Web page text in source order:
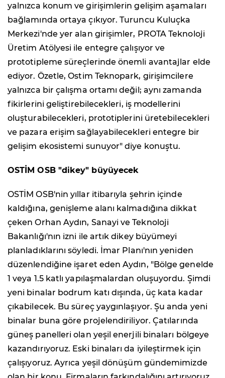
yalnızca konum ve girişimlerin gelişim aşamaları
bağlamında ortaya çıkıyor. Turuncu Kuluçka
Merkezi'nde yer alan girişimler, PROTA Teknoloji
Üretim Atölyesi ile entegre çalışıyor ve
prototipleme süreçlerinde önemli avantajlar elde
ediyor. Özetle, Ostim Teknopark, girişimcilere
yalnızca bir çalışma ortamı değil; aynı zamanda
fikirlerini geliştirebilecekleri, iş modellerini
oluşturabilecekleri, prototiplerini üretebilecekleri
ve pazara erişim sağlayabilecekleri entegre bir
gelişim ekosistemi sunuyor" diye konuştu.
OSTİM OSB "dikey" büyüyecek
OSTİM OSB'nin yıllar itibarıyla şehrin içinde
kaldığına, genişleme alanı kalmadığına dikkat
çeken Orhan Aydın, Sanayi ve Teknoloji
Bakanlığı'nın izni ile artık dikey büyümeyi
planladıklarını söyledi. İmar Planı'nın yeniden
düzenlendiğine işaret eden Aydın, "Bölge genelde
1 veya 1.5 katlı yapılaşmalardan oluşuyordu. Şimdi
yeni binalar bodrum katı dışında, üç kata kadar
çıkabilecek. Bu süreç yaygınlaşıyor. Şu anda yeni
binalar buna göre projelendiriliyor. Çatılarında
güneş panelleri olan yeşil enerjili binaları bölgeye
kazandırıyoruz. Eski binaları da iyileştirmek için
çalışıyoruz. Ayrıca yeşil dönüşüm gündemimizde